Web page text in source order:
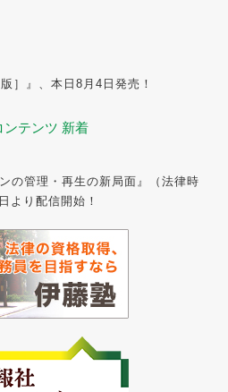
］』、本日8月4日発売！
ンテンツ 新着
の管理・再生の新局面』（法律時
より配信開始！